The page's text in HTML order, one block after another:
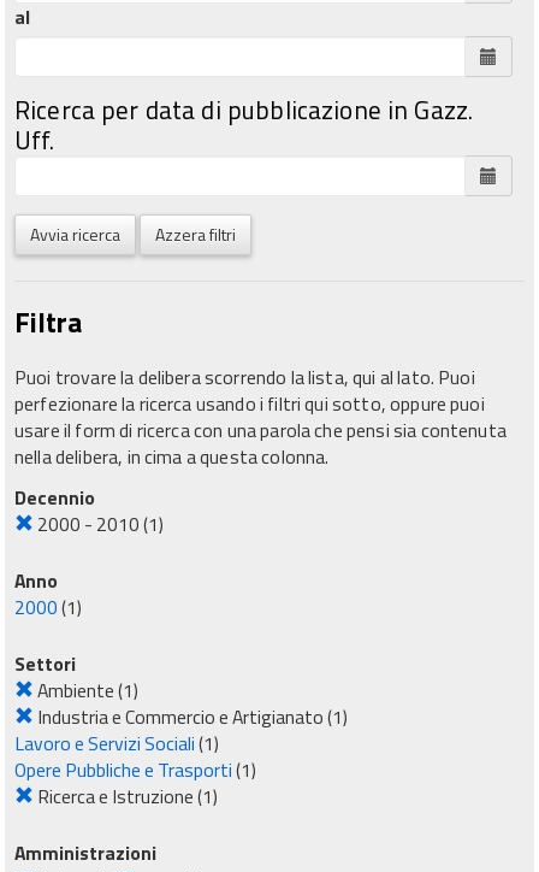
al
Ricerca per data di pubblicazione in Gazz.
Uff.
Avvia ricerca Azzera filtri
Filtra
Puoi trovare la delibera scorrendo la lista, qui al lato. Puoi
perfezionare la ricerca usando i filtri qui sotto, oppure puoi
usare il form di ricerca con una parola che pensi sia contenuta
nella delibera, in cima a questa colonna.
Decennio
2000 - 2010(1)
Anno
2000(1)
Settori
Ambiente(1)
Industria e Commercio e Artigianato(1)
Lavoro e Servizi Sociali(1)
Opere Pubbliche e Trasporti(1)
Ricerca e Istruzione(1)
Amministrazioni